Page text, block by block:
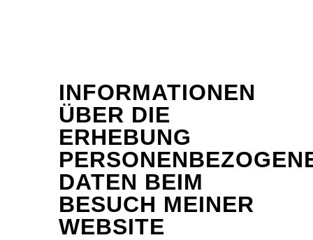
INFORMATIONEN
ÜBER DIE
ERHEBUNG
DATEN BEIM
BESUCH MEINER
WEBSITE